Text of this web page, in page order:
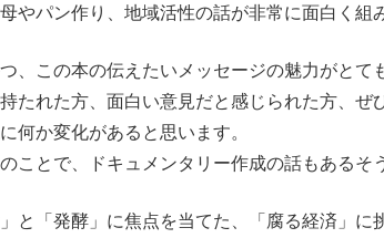
やパン作り、地域活性の話が非常に面白く組
、この本の伝えたいメッセージの魅力がとて
たれた方、面白い意見だと感じられた方、ぜ
何か変化があると思います。
ことで、ドキュメンタリー作成の話もあるそ
と「発酵」に焦点を当てた、「腐る経済」に